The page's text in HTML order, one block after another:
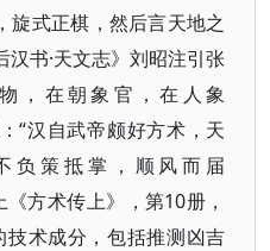
旋式正棋，然后言天地之
书·天文志》刘昭注引张
，在朝象官，在人象
“汉自武帝颇好方术，天
负策抵掌，顺风而届
方术传上》，第10册，
术成分，包括推测凶吉